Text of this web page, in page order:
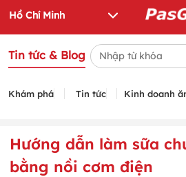
Tin tức & Blog
Khám phá Tin tức Kinh doanh
Hướng dẫn làm sữa
bằng nồi cơm điện